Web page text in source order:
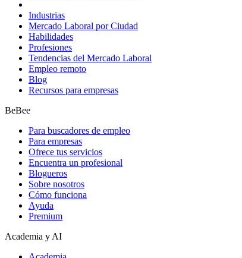
Industrias
Mercado Laboral por Ciudad
Habilidades
Profesiones
Tendencias del Mercado Laboral
Empleo remoto
Blog
Recursos para empresas
BeBee
Para buscadores de empleo
Para empresas
Ofrece tus servicios
Encuentra un profesional
Blogueros
Sobre nosotros
Cómo funciona
Ayuda
Premium
Academia y AI